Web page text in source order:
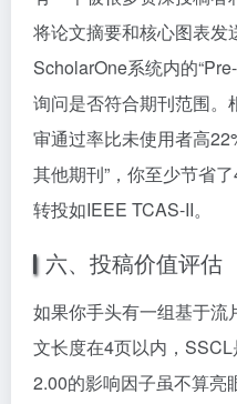
将论文摘要和核心图表发
ScholarOne系统内的
询问是否符合期刊范围。
审通过率比未使用者高
其他期刊”，你至少节省
转投如IEEE TCAS-II。
六、投稿价值评估
如果你手头有一组基于流
文长度在4页以内，SSCL
2.00的影响因子虽不算亮